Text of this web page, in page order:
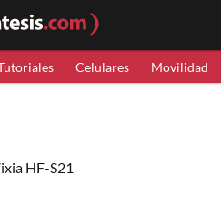
Celulares Movilidad